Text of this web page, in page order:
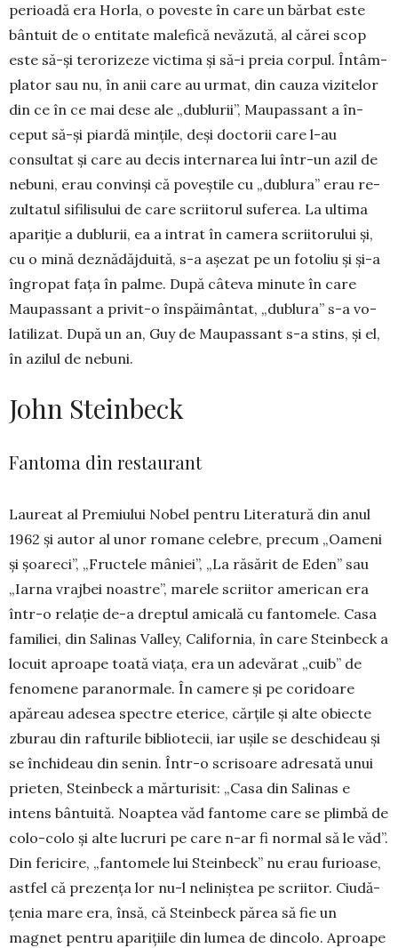
perioadă era Horla, o poveste în care un bărbat este
bântuit de o enti­tate malefică nevă­zută, al cărei scop
este să-și terori­ze­ze victima și să-i preia corpul. În­tâm­
plator sau nu, în anii care au ur­mat, din cauza vizi­telor
din ce în ce mai dese ale „du­blu­rii”, Mau­passant a în­
ceput să-și piardă mințile, deși doctorii care l-au
consul­tat și care au decis internarea lui într-un azil de
ne­buni, erau con­vinși că poveștile cu „du­blura” erau re­
zul­tatul sifi­lisului de care scriitorul su­ferea. La ultima
apariție a du­blu­rii, ea a in­trat în ca­mera scri­itorului și,
cu o mi­nă deznădăj­duită, s-a așe­zat pe un fotoliu și și-a
în­gropat fața în palme. Du­pă câteva minute în ca­re
Maupassant a privit-o îns­păi­mântat, „du­blu­ra” s-a vo­
latilizat. După un an, Guy de Maupassant s-a stins, și el,
în azilul de ne­buni.
John Steinbeck
Fantoma din restaurant
Laureat al Premiului Nobel pentru Literatură din anul
1962 și autor al unor romane celebre, precum „Oameni
și șoareci”, „Fructele mâniei”, „La răsărit de Eden” sau
„Iarna vrajbei noas­tre”, marele scri­itor american era
într-o relație de-a dreptul ami­cală cu fantomele. Casa
familiei, din Salinas Valley, Ca­lifornia, în care Steinbeck a
locuit aproape toată viața, era un ade­vărat „cuib” de
fenomene para­normale. În camere și pe cori­doa­re
apăreau adesea spectre eterice, căr­țile și alte obiec­te
zburau din rafturile bibliotecii, iar ușile se deschideau și
se închideau din senin. Într-o scri­soare adresată unui
prieten, Steinbeck a măr­turisit: „Casa din Salinas e
intens bântuită. Noap­tea văd fantome care se plimbă de
colo-colo și alte lucruri pe care n-ar fi normal să le văd”.
Din fe­ri­cire, „fantomele lui Steinbeck” nu erau furioase,
astfel că prezența lor nu-l neliniștea pe scriitor. Ciudă­
țe­nia mare era, însă, că Steinbeck părea să fie un
magnet pentru aparițiile din lumea de dincolo. Aproape